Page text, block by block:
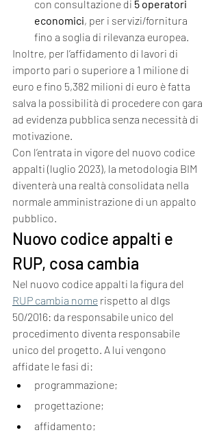
con consultazione di 5 operatori
economici, per i servizi/fornitura
fino a soglia di rilevanza europea.
Inoltre, per l’affidamento di lavori di
importo pari o superiore a 1 milione di
euro e fino 5,382 milioni di euro è fatta
salva la possibilità di procedere con gara
ad evidenza pubblica senza necessità di
motivazione.
Con l’entrata in vigore del nuovo codice
appalti (luglio 2023), la metodologia BIM
diventerà una realtà consolidata nella
normale amministrazione di un appalto
pubblico.
Nuovo codice appalti e
RUP, cosa cambia
Nel nuovo codice appalti la figura del
RUP cambia nome rispetto al dlgs
50/2016: da responsabile unico del
procedimento diventa responsabile
unico del progetto. A lui vengono
affidate le fasi di:
programmazione;
progettazione;
affidamento;